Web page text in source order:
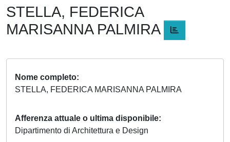
STELLA, FEDERICA
MARISANNA PALMIRA
Nome completo
STELLA, FEDERICA MARISANNA PALMIRA
Afferenza attuale o ultima disponibile
Dipartimento di Architettura e Design